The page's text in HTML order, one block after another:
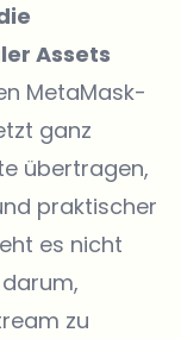
Assets
MetaMask-
ganz
übertragen,
praktischer
es nicht
zu